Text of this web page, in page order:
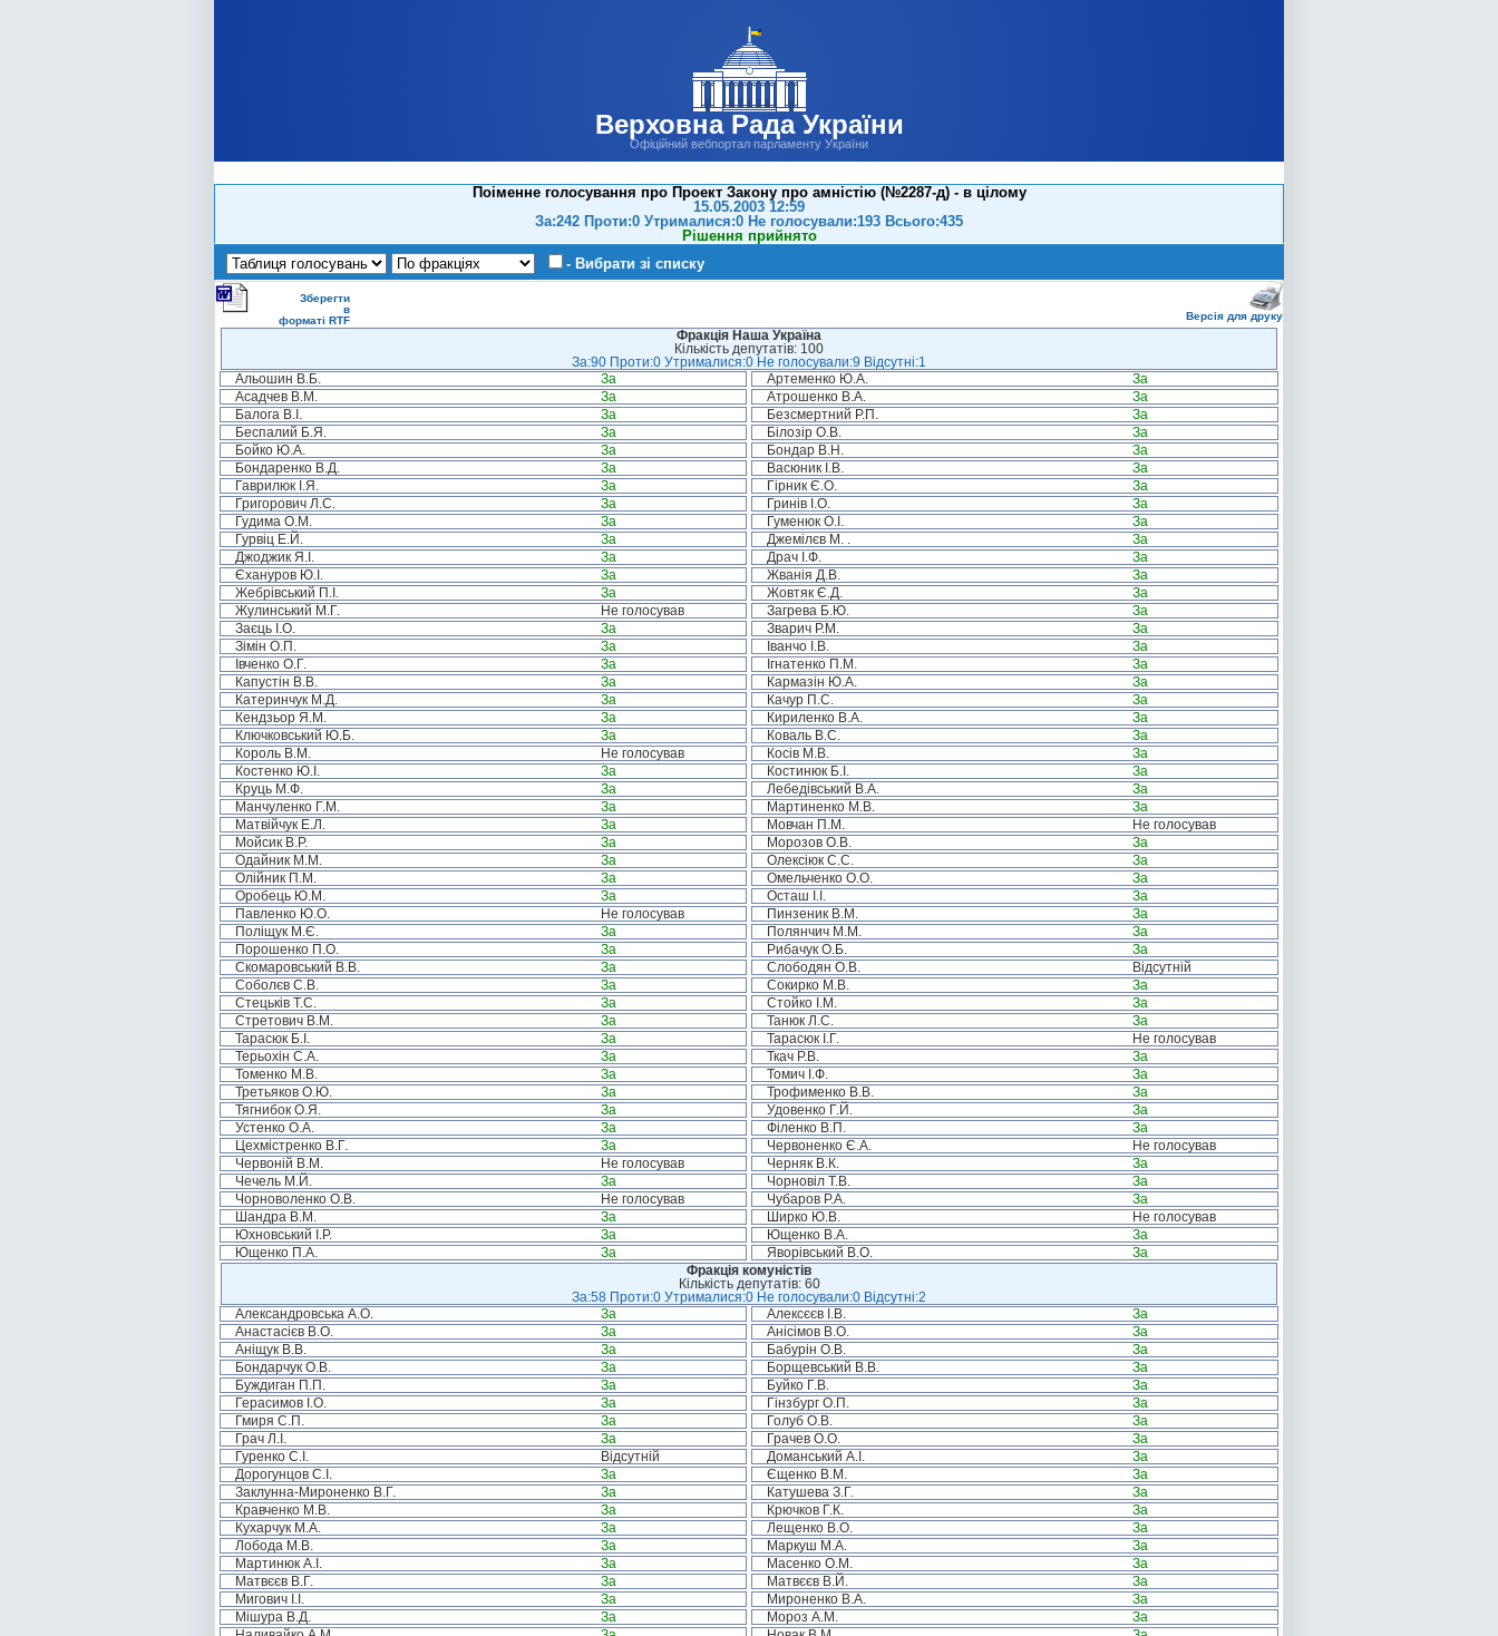
Верховна Рада України
Офіційний вебпортал парламенту України
Поіменне голосування про Проект Закону про амністію (№2287-д) - в цілому
15.05.2003 12:59
За:242 Проти:0 Утрималися:0 Не голосували:193 Всього:435
Рішення прийнято
- Вибрати зі списку
Зберегти
в
форматі RTF
Версія для друку
Фракція Наша Україна
Кількість депутатів: 100
За:90 Проти:0 Утрималися:0 Не голосували:9 Відсутні:1
Альошин В.Б.
За Артеменко Ю.А.
За
Асадчев В.М.
За Атрошенко В.А.
За
Балога В.І.
За Безсмертний Р.П.
За
Беспалий Б.Я.
За Білозір О.В.
За
Бойко Ю.А.
За Бондар В.Н.
За
Бондаренко В.Д.
За Васюник І.В.
За
Гаврилюк І.Я.
За Гірник Є.О.
За
Григорович Л.С.
За Гринів І.О.
За
Гудима О.М.
За Гуменюк О.І.
За
Гурвіц Е.Й.
За Джемілєв М. .
За
Джоджик Я.І.
За Драч І.Ф.
За
Єхануров Ю.І.
За Жванія Д.В.
За
Жебрівський П.І.
За Жовтяк Є.Д.
За
Жулинський М.Г.
Не голосував Загрева Б.Ю.
За
Заєць І.О.
За Зварич Р.М.
За
Зімін О.П.
За Іванчо І.В.
За
Івченко О.Г.
За Ігнатенко П.М.
За
Капустін В.В.
За Кармазін Ю.А.
За
Катеринчук М.Д.
За Качур П.С.
За
Кендзьор Я.М.
За Кириленко В.А.
За
Ключковський Ю.Б.
За Коваль В.С.
За
Король В.М.
Не голосував Косів М.В.
За
Костенко Ю.І.
За Костинюк Б.І.
За
Круць М.Ф.
За Лебедівський В.А.
За
Манчуленко Г.М.
За Мартиненко М.В.
За
Матвійчук Е.Л.
За Мовчан П.М.
Не голосував
Мойсик В.Р.
За Морозов О.В.
За
Одайник М.М.
За Олексіюк С.С.
За
Олійник П.М.
За Омельченко О.О.
За
Оробець Ю.М.
За Осташ І.І.
За
Павленко Ю.О.
Не голосував Пинзеник В.М.
За
Поліщук М.Є.
За Полянчич М.М.
За
Порошенко П.О.
За Рибачук О.Б.
За
Скомаровський В.В.
За Слободян О.В.
Відсутній
Соболєв С.В.
За Сокирко М.В.
За
Стецьків Т.С.
За Стойко І.М.
За
Стретович В.М.
За Танюк Л.С.
За
Тарасюк Б.І.
За Тарасюк І.Г.
Не голосував
Терьохін С.А.
За Ткач Р.В.
За
Томенко М.В.
За Томич І.Ф.
За
Третьяков О.Ю.
За Трофименко В.В.
За
Тягнибок О.Я.
За Удовенко Г.Й.
За
Устенко О.А.
За Філенко В.П.
За
Цехмістренко В.Г.
За Червоненко Є.А.
Не голосував
Червоній В.М.
Не голосував Черняк В.К.
За
Чечель М.Й.
За Чорновіл Т.В.
За
Чорноволенко О.В.
Не голосував Чубаров Р.А.
За
Шандра В.М.
За Ширко Ю.В.
Не голосував
Юхновський І.Р.
За Ющенко В.А.
За
Ющенко П.А.
За Яворівський В.О.
За
Фракція комуністів
Кількість депутатів: 60
За:58 Проти:0 Утрималися:0 Не голосували:0 Відсутні:2
Александровська А.О.
За Алексєєв І.В.
За
Анастасієв В.О.
За Анісімов В.О.
За
Аніщук В.В.
За Бабурін О.В.
За
Бондарчук О.В.
За Борщевський В.В.
За
Буждиган П.П.
За Буйко Г.В.
За
Герасимов І.О.
За Гінзбург О.П.
За
Гмиря С.П.
За Голуб О.В.
За
Грач Л.І.
За Грачев О.О.
За
Гуренко С.І.
Відсутній Доманський А.І.
За
Дорогунцов С.І.
За Єщенко В.М.
За
Заклунна-Мироненко В.Г.
За Катушева З.Г.
За
Кравченко М.В.
За Крючков Г.К.
За
Кухарчук М.А.
За Лещенко В.О.
За
Лобода М.В.
За Маркуш М.А.
За
Мартинюк А.І.
За Масенко О.М.
За
Матвєєв В.Г.
За Матвєєв В.Й.
За
Мигович І.І.
За Мироненко В.А.
За
Мішура В.Д.
За Мороз А.М.
За